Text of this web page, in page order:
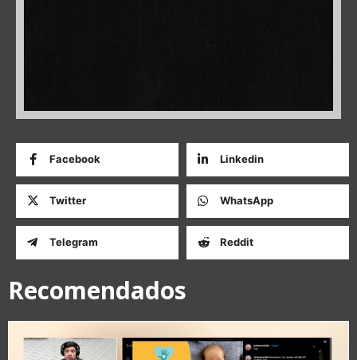
Facebook Linkedin
Twitter WhatsApp
Telegram Reddit
Recomendados